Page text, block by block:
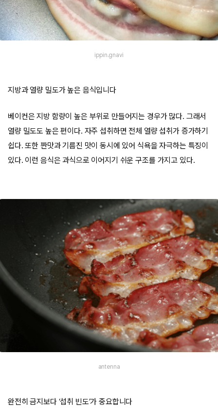
ippin.gnavi
지방과 열량 밀도가 높은 음식입니다
베이컨은 지방 함량이 높은 부위로 만들어지는 경우가 많다. 그래서
열량 밀도도 높은 편이다. 자주 섭취하면 전체 열량 섭취가 증가하기
쉽다. 또한 짠맛과 기름진 맛이 동시에 있어 식욕을 자극하는 특징이
있다. 이런 음식은 과식으로 이어지기 쉬운 구조를 가지고 있다.
antenna
완전히 금지보다 ‘섭취 빈도’가 중요합니다